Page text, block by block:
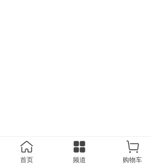
首页 频道 购物车